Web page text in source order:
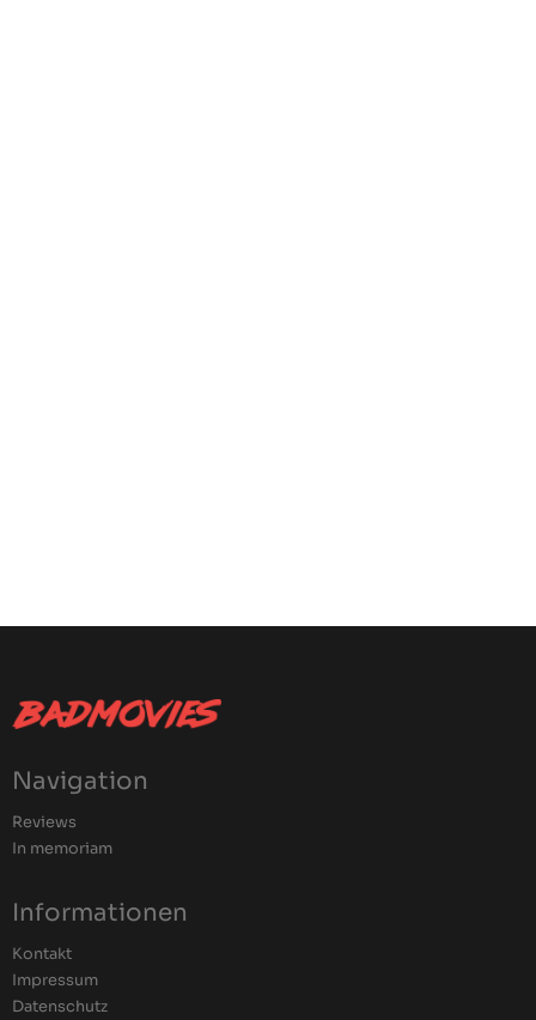
Navigation
Reviews
In memoriam
Informationen
Kontakt
Impressum
Datenschutz